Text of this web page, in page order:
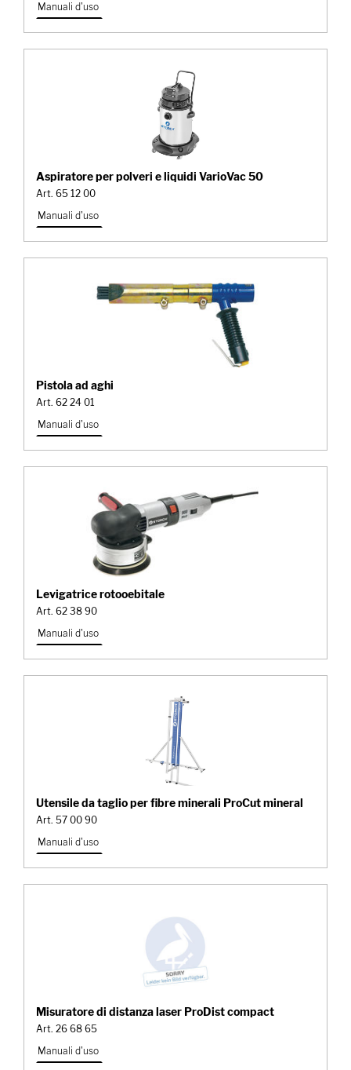
Manuali d'uso
Aspiratore per polveri e liquidi VarioVac 50
Art. 65 12 00
Manuali d'uso
Pistola ad aghi
Art. 62 24 01
Manuali d'uso
Levigatrice rotooebitale
Art. 62 38 90
Manuali d'uso
Utensile da taglio per fibre minerali ProCut mineral
Art. 57 00 90
Manuali d'uso
Misuratore di distanza laser ProDist compact
Art. 26 68 65
Manuali d'uso